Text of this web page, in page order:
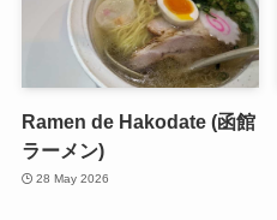
Ramen de Hakodate (函館
ラーメン)
28 May 2026